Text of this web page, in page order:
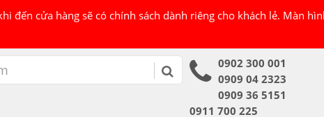
đến cửa hàng sẽ có chính sách dành riêng cho khách lẻ. Màn
0902 300 001
0909 04 2323
0909 36 5151
0911 700 225